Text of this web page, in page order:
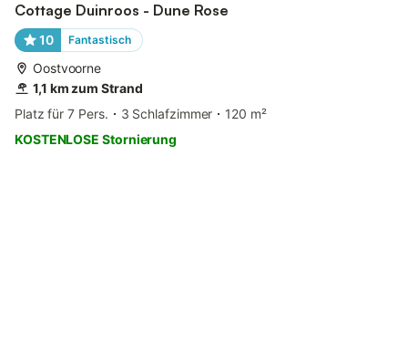
Cottage Duinroos - Dune Rose
10 Fantastisch
Oostvoorne
1,1 km zum Strand
Platz für 7 Pers.
3 Schlafzimmer
120 m²
KOSTENLOSE Stornierung